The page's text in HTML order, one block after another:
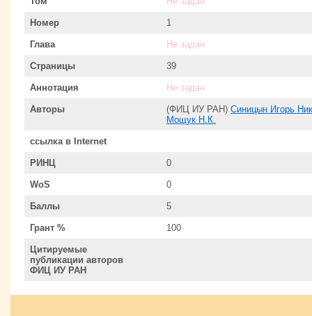
Номер 1
Глава Не задан
Страницы 39
Аннотация Не задан
Авторы (ФИЦ ИУ РАН) Синицын Игорь
Мощук Н.К.
ссылка в Internet
РИНЦ 0
WoS 0
Баллы 5
Грант % 100
Цитируемые
публикации авторов
ФИЦ ИУ РАН